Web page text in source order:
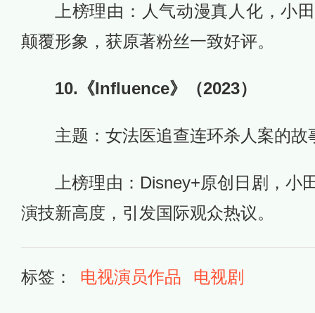
上榜理由：人气动漫真人化，小
颠覆形象，获原著粉丝一致好评。
10.《Influence》（2023）
主题：女法医追查连环杀人案的故
上榜理由：Disney+原创日剧，小
演技新高度，引发国际观众热议。
标签： 电视演员作品 电视剧